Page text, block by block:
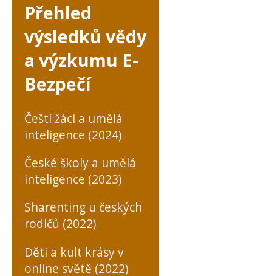
Přehled
výsledků vědy
a výzkumu E-
Bezpečí
Čeští žáci a umělá
inteligence (2024)
České školy a umělá
inteligence (2023)
Sharenting u českých
rodičů (2022)
Děti a kult krásy v
online světě (2022)